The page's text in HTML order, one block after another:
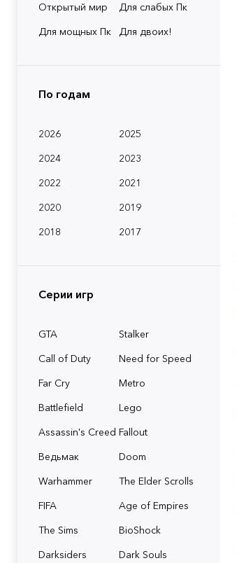
Открытый мир
Для слабых Пк
Для мощных Пк
Для двоих!
По годам
2026
2025
2024
2023
2022
2021
2020
2019
2018
2017
Серии игр
GTA
Stalker
Call of Duty
Need for Speed
Far Cry
Metro
Battlefield
Lego
Assassin's Creed Fallout
Ведьмак
Doom
Warhammer
The Elder Scrolls
FIFA
Age of Empires
The Sims
BioShock
Darksiders
Dark Souls